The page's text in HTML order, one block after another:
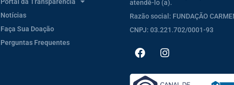
Notícias
Faça Sua Doação
Perguntas Frequentes
atendê-lo (a).
Razão social: FUNDAÇÃO
CNPJ: 03.221.702/0001-93